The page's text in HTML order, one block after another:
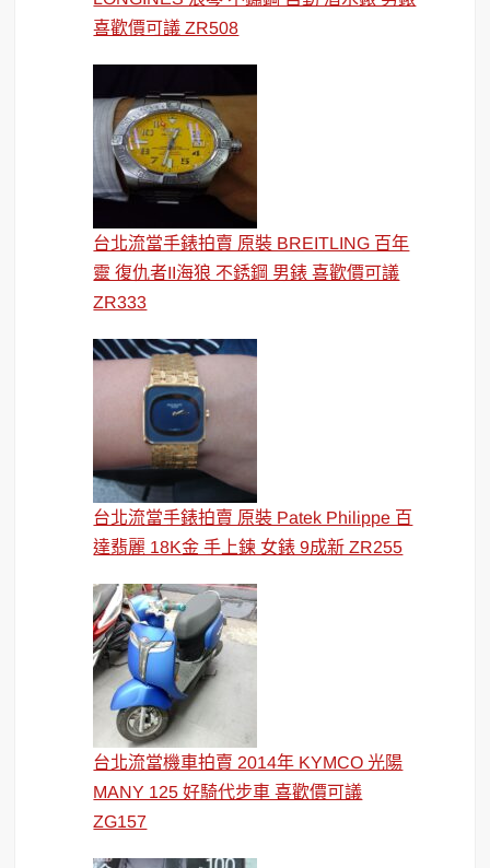
喜歡價可議 ZR508
台北流當手錶拍賣 原裝 BREITLING 百年
靈 復仇者II海狼 不銹鋼 男錶 喜歡價可議
ZR333
台北流當手錶拍賣 原裝 Patek Philippe 百
達翡麗 18K金 手上鍊 女錶 9成新 ZR255
台北流當機車拍賣 2014年 KYMCO 光陽
MANY 125 好騎代步車 喜歡價可議
ZG157